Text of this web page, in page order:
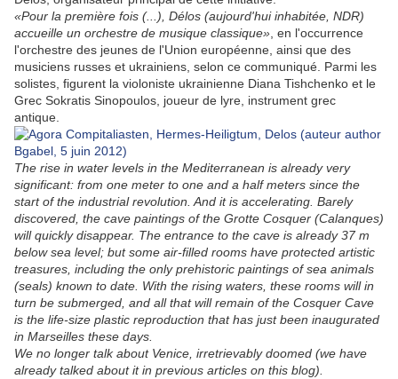
«Pour la première fois (...), Délos (aujourd'hui inhabitée, NDR)
accueille un orchestre de musique classique» , en l'occurrence
l'orchestre des jeunes de l'Union européenne, ainsi que des
musiciens russes et ukrainiens, selon ce communiqué. Parmi les
solistes, figurent la violoniste ukrainienne Diana Tishchenko et le
Grec Sokratis Sinopoulos, joueur de lyre, instrument grec
antique.
The rise in water levels in the Mediterranean is already very
significant: from one meter to one and a half meters since the
start of the industrial revolution. And it is accelerating. Barely
discovered, the cave paintings of the Grotte Cosquer (Calanques)
will quickly disappear. The entrance to the cave is already 37 m
below sea level; but some air-filled rooms have protected artistic
treasures, including the only prehistoric paintings of sea animals
(seals) known to date. With the rising waters, these rooms will in
turn be submerged, and all that will remain of the Cosquer Cave
is the life-size plastic reproduction that has just been inaugurated
in Marseilles these days.
We no longer talk about Venice, irretrievably doomed (we have
already talked about it in previous articles on this blog).